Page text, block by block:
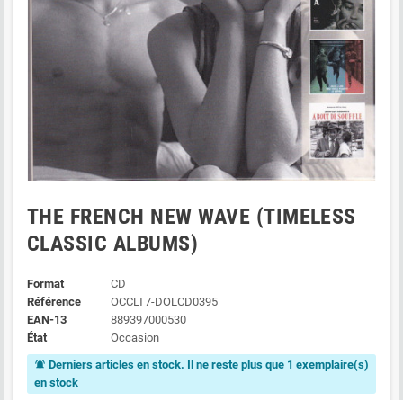
THE FRENCH NEW WAVE (TIMELESS
CLASSIC ALBUMS)
Format
CD
Référence
OCCLT7-DOLCD0395
EAN-13
889397000530
État
Occasion
notifications_active Derniers articles en stock. Il ne reste plus que 1 exemplaire(s)
en stock